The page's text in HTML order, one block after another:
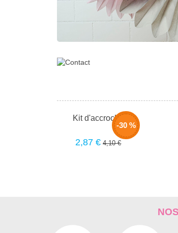
-30 %
Kit d'accroche
2,87 € 4,10 €